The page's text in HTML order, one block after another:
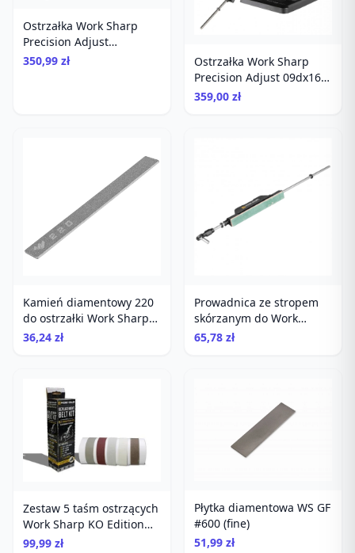
Ostrzałka Work Sharp
Precision Adjust
diamentowa
350,99 zł
Ostrzałka Work Sharp
Precision Adjust 09dx164
system diamentowy do
359,00 zł
Kamień diamentowy 220
do ostrzałki Work Sharp
Precision Adjust
36,24 zł
Prowadnica ze stropem
skórzanym do Work
Sharp Precision Adjust
65,78 zł
Zestaw 5 taśm ostrzących
Work Sharp KO Edition
Att
99,99 zł
Płytka diamentowa WS GF
#600 (fine)
51,99 zł